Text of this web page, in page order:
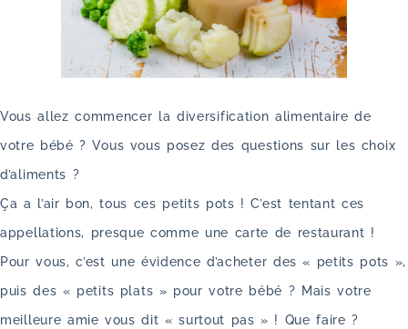
Vous allez commencer la diversification alimentaire de
votre bébé ? Vous vous posez des questions sur les choix
d’aliments ?
Ça a l’air bon, tous ces petits pots ! C’est tentant ces
appellations, presque comme une carte de restaurant !
Pour vous, c’est une évidence d’acheter des « petits pots »,
puis des « petits plats » pour votre bébé ? Mais votre
meilleure amie vous dit « surtout pas » ! Que faire ?